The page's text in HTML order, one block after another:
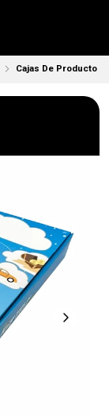
Cajas De Producto